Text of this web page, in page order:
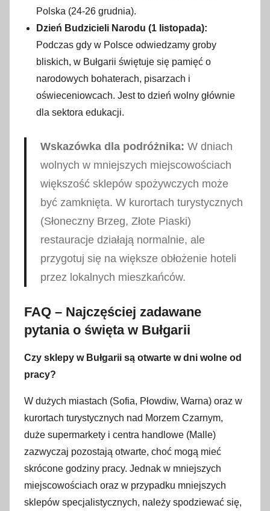
Polska (24-26 grudnia).
Dzień Budzicieli Narodu (1 listopada):
Podczas gdy w Polsce odwiedzamy groby
bliskich, w Bułgarii świętuje się pamięć o
narodowych bohaterach, pisarzach i
oświeceniowcach. Jest to dzień wolny głównie
dla sektora edukacji.
Wskazówka dla podróżnika: W dniach
wolnych w mniejszych miejscowościach
większość sklepów spożywczych może
być zamknięta. W kurortach turystycznych
(Słoneczny Brzeg, Złote Piaski)
restauracje działają normalnie, ale
przygotuj się na większe obłożenie hoteli
przez lokalnych mieszkańców.
FAQ – Najczęściej zadawane
pytania o święta w Bułgarii
Czy sklepy w Bułgarii są otwarte w dni wolne od
pracy?
W dużych miastach (Sofia, Płowdiw, Warna) oraz w
kurortach turystycznych nad Morzem Czarnym,
duże supermarkety i centra handlowe (Malle)
zazwyczaj pozostają otwarte, choć mogą mieć
skrócone godziny pracy. Jednak w mniejszych
miejscowościach oraz w przypadku mniejszych
sklepów specjalistycznych, należy spodziewać się,